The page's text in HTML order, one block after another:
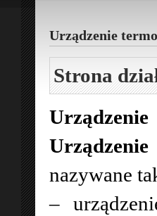
Urządzenie
Strona
nazywane
–